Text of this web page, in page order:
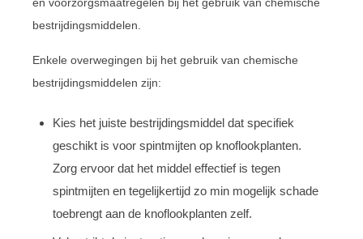
bestrijdingsmiddelen.
Enkele overwegingen bij het gebruik van chemische
bestrijdingsmiddelen zijn:
Kies het juiste bestrijdingsmiddel dat specifiek
geschikt is voor spintmijten op knoflookplanten.
Zorg ervoor dat het middel effectief is tegen
spintmijten en tegelijkertijd zo min mogelijk schade
toebrengt aan de knoflookplanten zelf.